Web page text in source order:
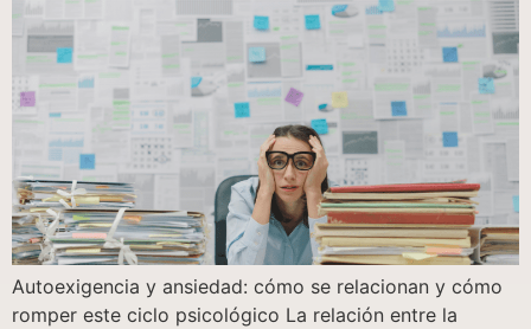
Autoexigencia y ansiedad: cómo se relacionan y cómo
romper este ciclo psicológico La relación entre la